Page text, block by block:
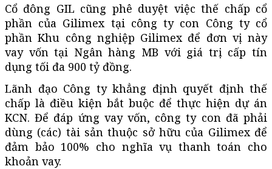
Cổ đông GIL cũng phê duyệt việc thế chấp cổ
phần của Gilimex tại công ty con Công ty cổ
phần Khu công nghiệp Gilimex để đơn vị này
vay vốn tại Ngân hàng MB với giá trị cấp tín
dụng tối đa 900 tỷ đồng.
Lãnh đạo Công ty khẳng định quyết định thế
chấp là điều kiện bắt buộc để thực hiện dự án
KCN. Để đáp ứng vay vốn, công ty con đã phải
dùng (các) tài sản thuộc sở hữu của Gilimex để
đảm bảo 100% cho nghĩa vụ thanh toán cho
khoản vay.